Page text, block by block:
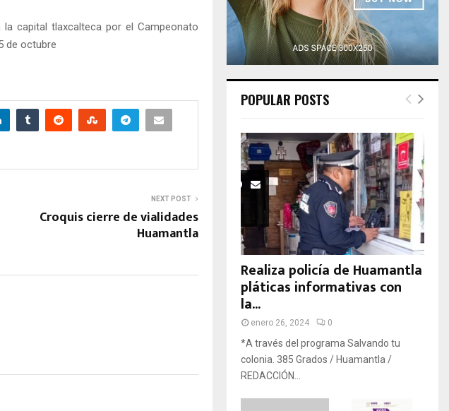
capital tlaxcalteca por el Campeonato
de octubre
NEXT POST
Croquis cierre de vialidades
Huamantla
POPULAR POSTS
Realiza policía de Huamantla
pláticas informativas con
la...
enero 26, 2024 0
*A través del programa Salvando tu
colonia. 385 Grados / Huamantla /
REDACCIÓN...